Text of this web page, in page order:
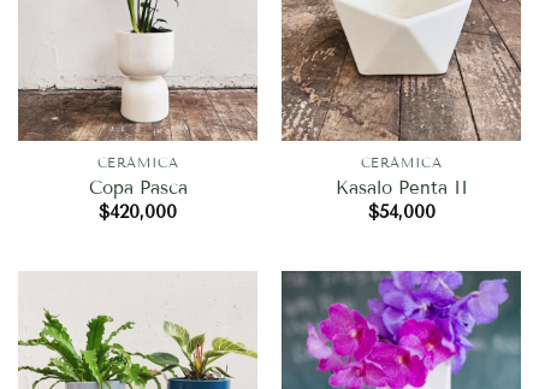
CERÁMICA
Copa Pasca
$420,000
CERÁMICA
Kasalo Penta II
$54,000